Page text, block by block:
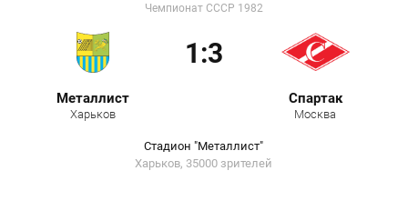
Чемпионат СССР 1982
Металлист
Харьков
1:3
Спартак
Москва
Стадион "Металлист"
Харьков, 35000 зрителей